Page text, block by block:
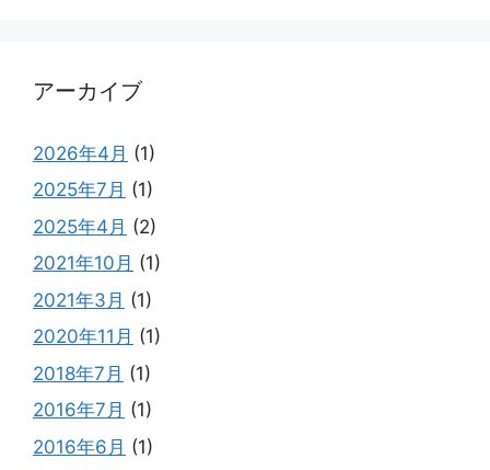
アーカイブ
2026年4月 (1)
2025年7月 (1)
2025年4月 (2)
2021年10月 (1)
2021年3月 (1)
2020年11月 (1)
2018年7月 (1)
2016年7月 (1)
2016年6月 (1)